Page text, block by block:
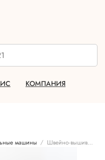
КОМПАНИЯ
машины Швейно-вышивальная машина Bernina 770QE PLUS